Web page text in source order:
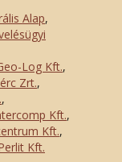
Alap,
Log Kft.,
Zrt.,
,
Kft.,
Kft.,
Kft.